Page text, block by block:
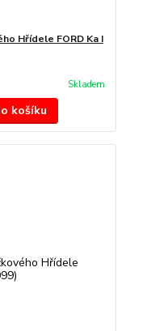
Hřídele FORD Ka I
Skladem
košíku